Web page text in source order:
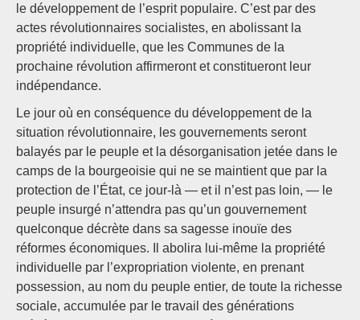
le développement de l’esprit populaire. C’est par des
actes révolutionnaires socialistes, en abolissant la
propriété individuelle, que les Communes de la
prochaine révolution affirmeront et constitueront leur
indépendance.
Le jour où en conséquence du développement de la
situation révolutionnaire, les gouvernements seront
balayés par le peuple et la désorganisation jetée dans le
camps de la bourgeoisie qui ne se maintient que par la
protection de l’État, ce jour-là — et il n’est pas loin, — le
peuple insurgé n’attendra pas qu’un gouvernement
quelconque décrète dans sa sagesse inouïe des
réformes économiques. Il abolira lui-même la propriété
individuelle par l’expropriation violente, en prenant
possession, au nom du peuple entier, de toute la richesse
sociale, accumulée par le travail des générations